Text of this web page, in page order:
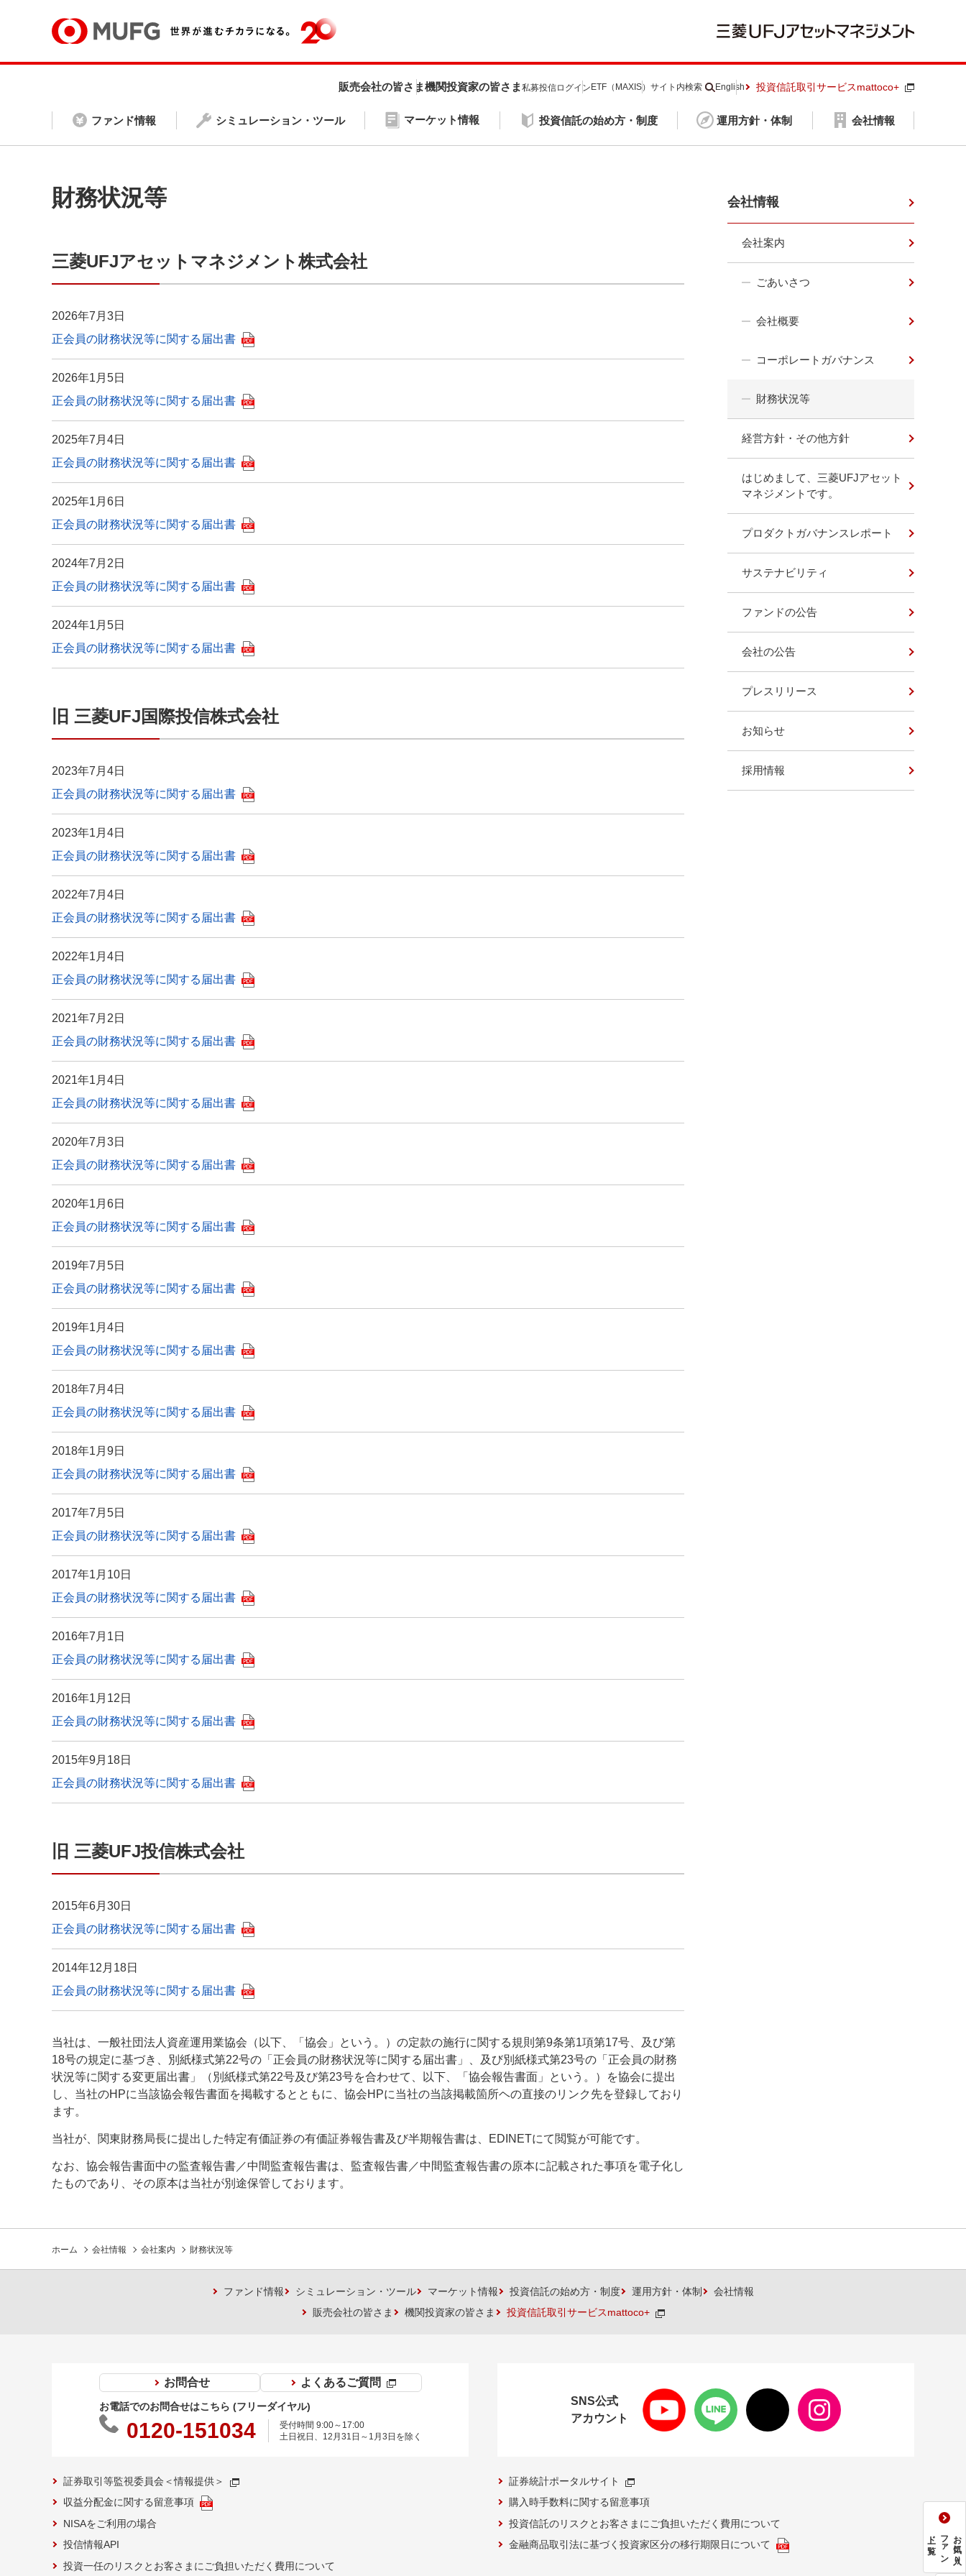
ファンド情報 シミュレーション・ツール マーケット情報 投資信託の始め方・制度 運用方針・体制 会社情報
販売会社の皆さま機関投資家の皆さま 私募投信ログイン ETF（MAXIS） サイト内検索 English 投資信託取引サービスmattoco+
財務状況等
三菱UFJアセットマネジメント株式会社
2026年7月3日
正会員の財務状況等に関する届出書
2026年1月5日
正会員の財務状況等に関する届出書
2025年7月4日
正会員の財務状況等に関する届出書
2025年1月6日
正会員の財務状況等に関する届出書
2024年7月2日
正会員の財務状況等に関する届出書
2024年1月5日
正会員の財務状況等に関する届出書
旧 三菱UFJ国際投信株式会社
2023年7月4日
正会員の財務状況等に関する届出書
2023年1月4日
正会員の財務状況等に関する届出書
2022年7月4日
正会員の財務状況等に関する届出書
2022年1月4日
正会員の財務状況等に関する届出書
2021年7月2日
正会員の財務状況等に関する届出書
2021年1月4日
正会員の財務状況等に関する届出書
2020年7月3日
正会員の財務状況等に関する届出書
2020年1月6日
正会員の財務状況等に関する届出書
2019年7月5日
正会員の財務状況等に関する届出書
2019年1月4日
正会員の財務状況等に関する届出書
2018年7月4日
正会員の財務状況等に関する届出書
2018年1月9日
正会員の財務状況等に関する届出書
2017年7月5日
正会員の財務状況等に関する届出書
2017年1月10日
正会員の財務状況等に関する届出書
2016年7月1日
正会員の財務状況等に関する届出書
2016年1月12日
正会員の財務状況等に関する届出書
2015年9月18日
正会員の財務状況等に関する届出書
旧 三菱UFJ投信株式会社
2015年6月30日
正会員の財務状況等に関する届出書
2014年12月18日
正会員の財務状況等に関する届出書
当社は、一般社団法人資産運用業協会（以下、「協会」という。）の定款の施行に関する規則第9条第1項第17号、及び第
18号の規定に基づき、別紙様式第22号の「正会員の財務状況等に関する届出書」、及び別紙様式第23号の「正会員の財務
状況等に関する変更届出書」（別紙様式第22号及び第23号を合わせて、以下、「協会報告書面」という。）を協会に提出
し、当社のHPに当該協会報告書面を掲載するとともに、協会HPに当社の当該掲載箇所ヘの直接のリンク先を登録しており
ます。
当社が、関東財務局長に提出した特定有価証券の有価証券報告書及び半期報告書は、EDINETにて閲覧が可能です。
なお、協会報告書面中の監査報告書／中間監査報告書は、監査報告書／中間監査報告書の原本に記載された事項を電子化し
たものであり、その原本は当社が別途保管しております。
会社情報
会社案内
ごあいさつ
会社概要
コーポレートガバナンス
財務状況等
経営方針・その他方針
はじめまして、三菱UFJアセット
マネジメントです。
プロダクトガバナンスレポート
サステナビリティ
ファンドの公告
会社の公告
プレスリリース
お知らせ
採用情報
お気に入り
フ
ァ
ン
ド
一覧
ホーム 会社情報 会社案内 財務状況等
ファンド情報 シミュレーション・ツール マーケット情報 投資信託の始め方・制度 運用方針・体制
会社情報
販売会社の皆さま
機関投資家の皆さま 投資信託取引サービスmattoco+
お問合せ よくあるご質問
お電話でのお問合せはこちら (フリーダイヤル)
0120-151034
受付時間 9:00～17:00
土日祝日、12月31日～1月3日を除く
SNS公式
アカウント
証券取引等監視委員会＜情報提供＞
証券統計ポータルサイト
収益分配金に関する留意事項
購入時手数料に関する留意事項
NISAをご利用の場合
投資信託のリスクとお客さまにご負担いただく費用について
投信情報API
金融商品取引法に基づく投資家区分の移行期限日について
投資一任のリスクとお客さまにご負担いただく費用について